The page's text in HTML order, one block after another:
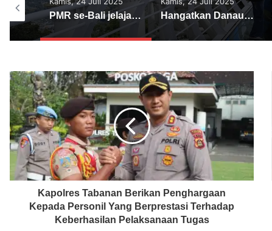
PMR se-Bali jelajahi Menara perpaduan Teknologi dan Budaya “Turyapada” Hangatkan Danau Buyan, Nanoe Biroe beri kejutan di Panggung Jumbara V PMI Provinsi Bali Sambut HUT Kemerdekaan RI Polsek Marga Pasang Lampu LED Merah Putih
Kapolres Tabanan Berikan Penghargaan
Kepada Personil Yang Berprestasi Terhadap
Keberhasilan Pelaksanaan Tugas